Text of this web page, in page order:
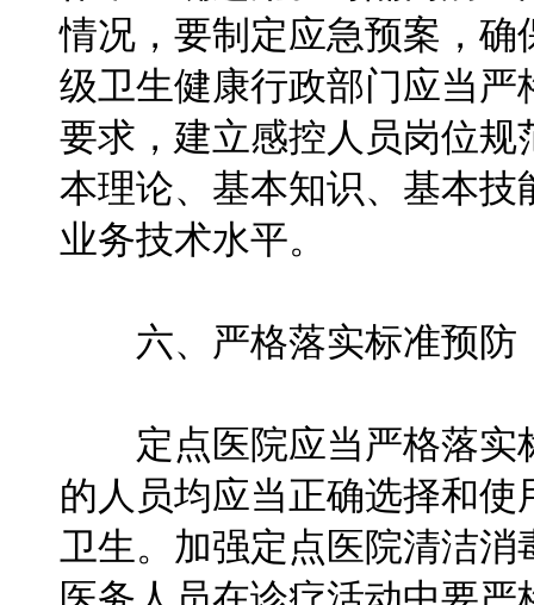
情况，要制定应急预案，
级卫生健康行政部门应当
要求，建立感控人员岗位
本理论、基本知识、基本
业务技术水平。
六、严格落实标准预防
定点医院应当严格落实
的人员均应当正确选择和
卫生。加强定点医院清洁